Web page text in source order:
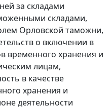
за складами
складами,
Орловской таможни,
о включении в
временного хранения и
лицам,
в качестве
хранения и
деятельности